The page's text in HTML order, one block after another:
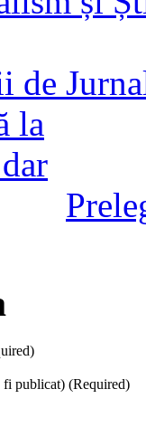
de
publicat) (Required)